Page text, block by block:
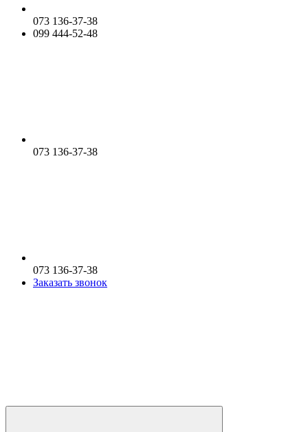
073 136-37-38
099 444-52-48
073 136-37-38
073 136-37-38
Заказать звонок